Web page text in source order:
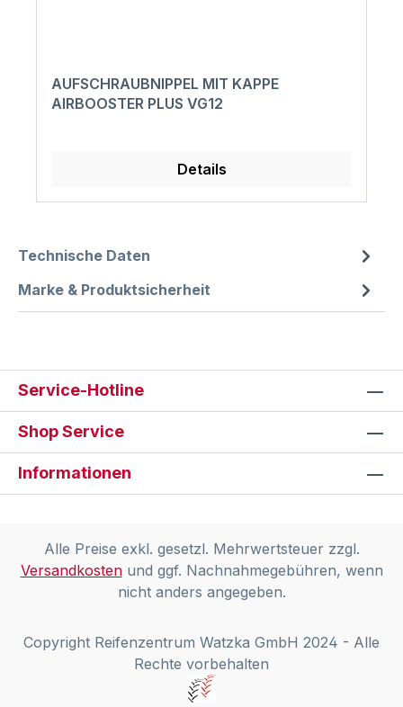
AUFSCHRAUBNIPPEL MIT KAPPE
AIRBOOSTER PLUS VG12
Details
Technische Daten
Marke & Produktsicherheit
Service-Hotline
Shop Service
Informationen
Alle Preise exkl. gesetzl. Mehrwertsteuer zzgl.
Versandkostenund ggf. Nachnahmegebühren, wenn
nicht anders angegeben.
Copyright Reifenzentrum Watzka GmbH 2024 - Alle
Rechte vorbehalten